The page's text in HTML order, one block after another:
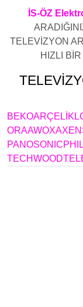
İS-ÖZ
TELEVİZYON
HIZLI
BEKOARÇELİK
ORAAWOXAXEN
PANOSONIC
TECHWOOD